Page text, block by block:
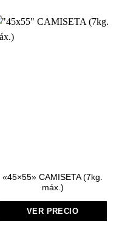
«45×55» CAMISETA (7kg.
máx.)
VER PRECIO